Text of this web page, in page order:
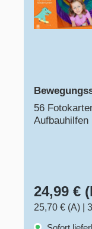
56
Aufbauhilfen
24,99 €
25,70 € (A)